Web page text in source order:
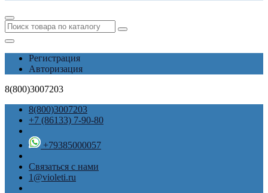
Регистрация
Авторизация
8(800)3007203
8(800)3007203
+7 (86133) 7-90-80
+79385000057
Связаться с нами
1@violeti.ru